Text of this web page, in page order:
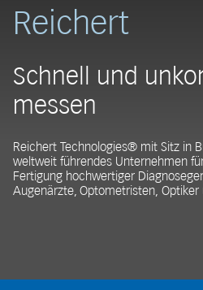
Reichert
Schnell und
messen
Reichert Technologies® mit Sitz in
weltweit führendes Unternehmen
Fertigung hochwertiger
Augenärzte, Optometristen,